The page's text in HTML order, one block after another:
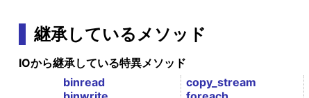
継承しているメソッド
IOから継承している特異メソッド
binread
copy_stream